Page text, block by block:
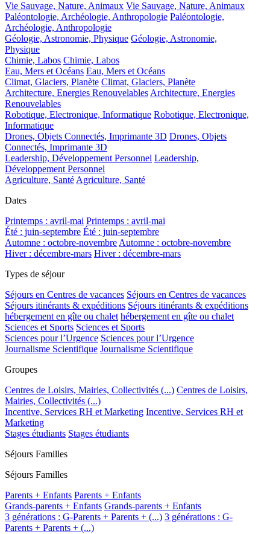
Vie Sauvage, Nature, Animaux Vie Sauvage, Nature, Animaux
Paléontologie, Archéologie, Anthropologie Paléontologie,
Archéologie, Anthropologie
Géologie, Astronomie, Physique Géologie, Astronomie,
Physique
Chimie, Labos Chimie, Labos
Eau, Mers et Océans Eau, Mers et Océans
Climat, Glaciers, Planète Climat, Glaciers, Planète
Architecture, Energies RenouvelablesArchitecture, Energies
Renouvelables
Robotique, Electronique, Informatique Robotique, Electronique,
Informatique
Drones, Objets Connectés, Imprimante 3D Drones, Objets
Connectés, Imprimante 3D
Leadership, Développement Personnel Leadership,
Développement Personnel
Agriculture, SantéAgriculture, Santé
Dates
Printemps : avril-mai Printemps : avril-mai
Été : juin-septembre Été : juin-septembre
Automne : octobre-novembreAutomne : octobre-novembre
Hiver : décembre-mars Hiver : décembre-mars
Types de séjour
Séjours en Centres de vacances Séjours en Centres de vacances
Séjours itinérants & expéditions Séjours itinérants & expéditions
hébergement en gîte ou chalet hébergement en gîte ou chalet
Sciences et Sports Sciences et Sports
Sciences pour l’Urgence Sciences pour l’Urgence
Journalisme Scientifique Journalisme Scientifique
Groupes
Centres de Loisirs, Mairies, Collectivités (...) Centres de Loisirs,
Mairies, Collectivités (...)
Incentive, Services RH et Marketing Incentive, Services RH et
Marketing
Stages étudiants Stages étudiants
Séjours Familles
Séjours Familles
Parents + Enfants Parents + Enfants
Grands-parents + Enfants Grands-parents + Enfants
3 générations : G-Parents + Parents + (...) 3 générations : G-
Parents + Parents + (...)